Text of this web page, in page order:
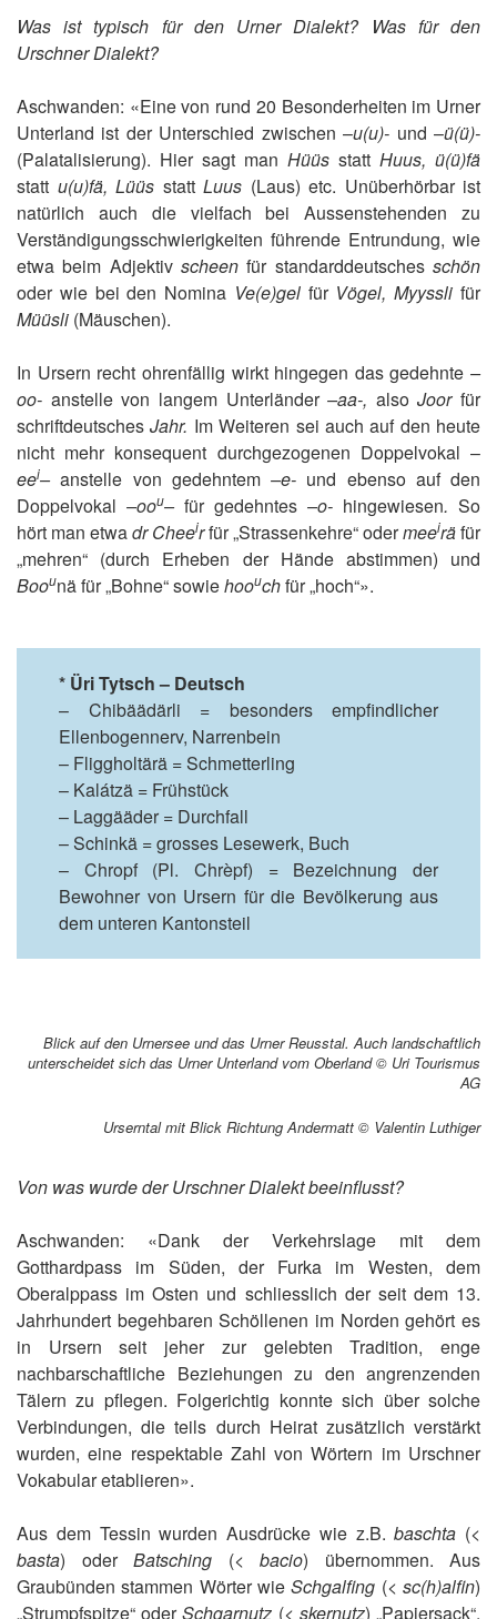
Was ist typisch für den Urner Dialekt? Was für den
Urschner Dialekt?
Aschwanden: «Eine von rund 20 Besonderheiten im Urner
Unterland ist der Unterschied zwischen –u(u)- und –ü(ü)-
(Palatalisierung). Hier sagt man Hüüs statt Huus, ü(ü)fä
statt u(u)fä, Lüüs statt Luus (Laus) etc. Unüberhörbar ist
natürlich auch die vielfach bei Aussenstehenden zu
Verständigungsschwierigkeiten führende Entrundung, wie
etwa beim Adjektiv scheenfür standarddeutschesschön
oder wie bei den Nomina Ve(e)gel für Vögel, Myysslifür
Müüsli (Mäuschen).
In Ursern recht ohrenfällig wirkt hingegen das gedehnte –
oo- anstelle von langem Unterländer–aa-, alsoJoor für
schriftdeutschesJahr. Im Weiteren sei auch auf den heute
nicht mehr konsequent durchgezogenen Doppelvokal –
eei–anstelle von gedehntem –e- und ebenso auf den
Doppelvokal –oou– für gedehntes –o- hingewiesen. So
hört man etwadr Cheeirfür „Strassenkehre“ odermeeiräfür
„mehren“ (durch Erheben der Hände abstimmen) und
Boounä für „Bohne“ sowiehoouchfür „hoch“».
* Üri Tytsch – Deutsch
– Chibäädärli = besonders empfindlicher
Ellenbogennerv, Narrenbein
– Fliggholtärä = Schmetterling
– Kalátzä = Frühstück
– Laggääder = Durchfall
– Schinkä = grosses Lesewerk, Buch
– Chropf (Pl. Chrèpf) = Bezeichnung der
Bewohner von Ursern für die Bevölkerung aus
dem unteren Kantonsteil
Blick auf den Urnersee und das Urner Reusstal. Auch landschaftlich
unterscheidet sich das Urner Unterland vom Oberland © Uri Tourismus
AG
Urserntal mit Blick Richtung Andermatt © Valentin Luthiger
Von was wurde der Urschner Dialekt beeinflusst?
Aschwanden: «Dank der Verkehrslage mit dem
Gotthardpass im Süden, der Furka im Westen, dem
Oberalppass im Osten und schliesslich der seit dem 13.
Jahrhundert begehbaren Schöllenen im Norden gehört es
in Ursern seit jeher zur gelebten Tradition, enge
nachbarschaftliche Beziehungen zu den angrenzenden
Tälern zu pflegen. Folgerichtig konnte sich über solche
Verbindungen, die teils durch Heirat zusätzlich verstärkt
wurden, eine respektable Zahl von Wörtern im Urschner
Vokabular etablieren».
Aus dem Tessin wurden Ausdrücke wie z.B.baschta (<
basta) oder Batsching (< bacio) übernommen. Aus
Graubünden stammen Wörter wieSchgalfing (<sc(h)alfin)
„Strumpfspitze“ oderSchgarnutz (< skernutz) „Papiersack“.